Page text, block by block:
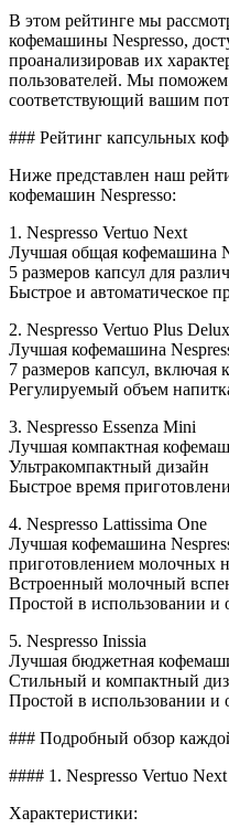
В этом рейтинге мы
кофемашины Nespresso,
проанализировав их
пользователей. Мы
соответствующий вашим
### Рейтинг капсульных
Ниже представлен наш
кофемашин Nespresso:
1. Nespresso Vertuo Next
Лучшая общая кофемашина
5 размеров капсул для
Быстрое и автоматическое
2. Nespresso Vertuo Plus
Лучшая кофемашина
7 размеров капсул, включая
Регулируемый объем
3. Nespresso Essenza Mini
Лучшая компактная
Ультракомпактный дизайн
Быстрое время
4. Nespresso Lattissima One
Лучшая кофемашина
приготовлением молочных
Встроенный молочный
Простой в использовании и
5. Nespresso Inissia
Лучшая бюджетная
Стильный и компактный
Простой в использовании и
### Подробный обзор
#### 1. Nespresso Vertuo Next
Характеристики: